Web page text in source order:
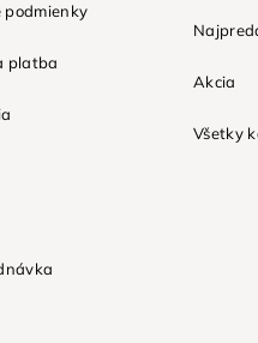
podmienky
platba
Akcia
Všetky